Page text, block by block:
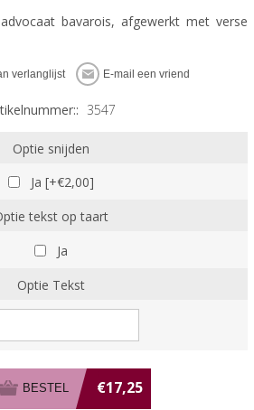
bavarois, afgewerkt met verse
3547
Optie snijden
Ja [+€2,00]
tekst op taart
Ja
Optie Tekst
€17,25